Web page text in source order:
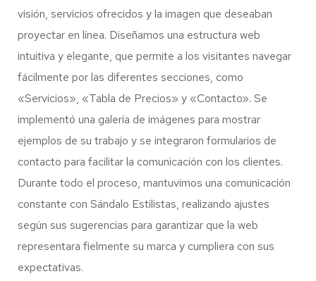
visión, servicios ofrecidos y la imagen que deseaban
proyectar en línea. Diseñamos una estructura web
intuitiva y elegante, que permite a los visitantes navegar
fácilmente por las diferentes secciones, como
«Servicios», «Tabla de Precios» y «Contacto». Se
implementó una galería de imágenes para mostrar
ejemplos de su trabajo y se integraron formularios de
contacto para facilitar la comunicación con los clientes.
Durante todo el proceso, mantuvimos una comunicación
constante con Sándalo Estilistas, realizando ajustes
según sus sugerencias para garantizar que la web
representara fielmente su marca y cumpliera con sus
expectativas.